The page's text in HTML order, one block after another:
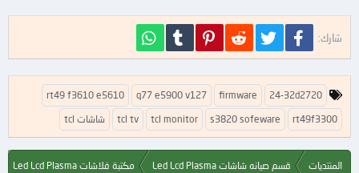
شارك: فيسبوك تويتر Reddit
Pinterest
Tumblr
ا
ل
ك
ل
م
ا
24-32d2720
firmware
q77 e5900 v127
rt49 f3610 e5610
rt49f3300
s3820 sofeware
tcl monitor
tcl tv شاشات tcl
المنتديات قسم صيانه شاشات Led Lcd Plasma مكتبة فلاشات Led Lcd Plasma